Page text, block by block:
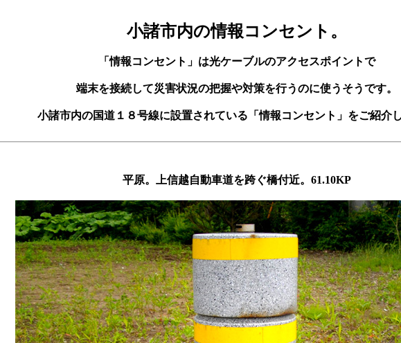
小諸市内の情報コンセント。
「情報コンセント」は光ケーブルのアクセスポイントで
端末を接続して災害状況の把握や対策を行うのに使うそうです。
小諸市内の国道１８号線に設置されている「情報コンセント」をご紹介し
平原。上信越自動車道を跨ぐ橋付近。61.10KP